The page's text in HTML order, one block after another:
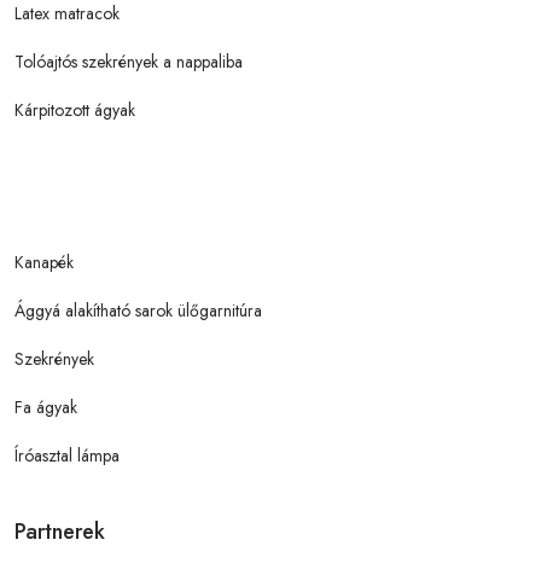
Latex matracok
Tolóajtós szekrények a nappaliba
Kárpitozott ágyak
Kanapék
Ággyá alakítható sarok ülőgarnitúra
Szekrények
Fa ágyak
Íróasztal lámpa
Partnerek